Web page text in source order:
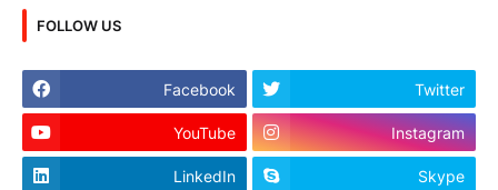
FOLLOW US
Facebook Twitter
YouTube Instagram
LinkedIn Skype